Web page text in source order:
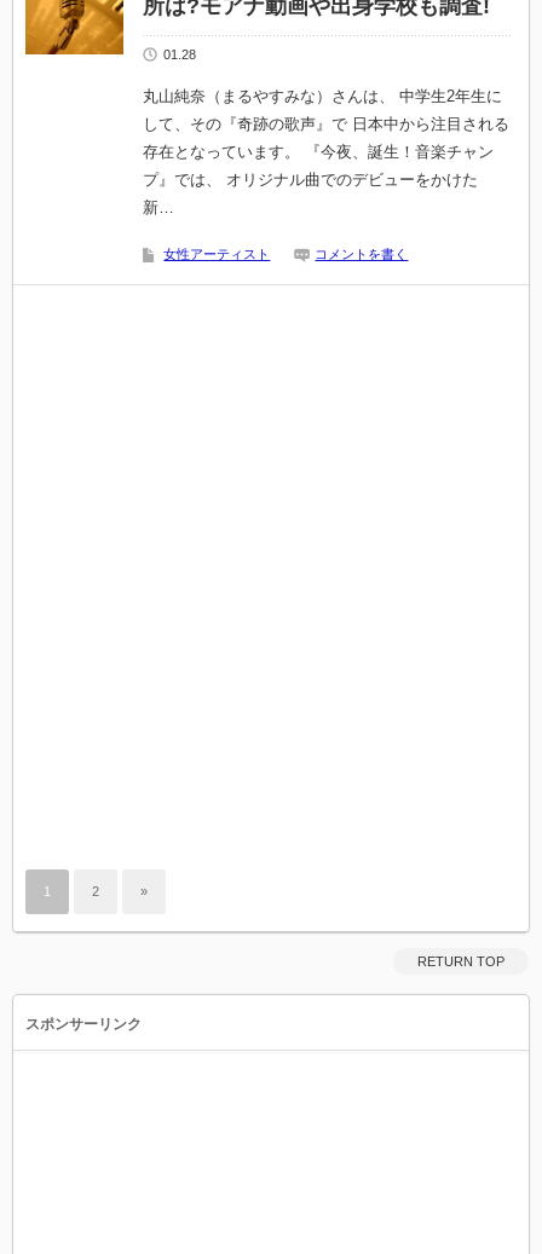
所は?モアナ動画や出身学校も調査!
01.28
丸山純奈（まるやすみな）さんは、 中学生2年生に
して、その『奇跡の歌声』で 日本中から注目される
存在となっています。 『今夜、誕生！音楽チャン
プ』では、 オリジナル曲でのデビューをかけた
新…
女性アーティスト コメントを書く
1 2 »
RETURN TOP
スポンサーリンク